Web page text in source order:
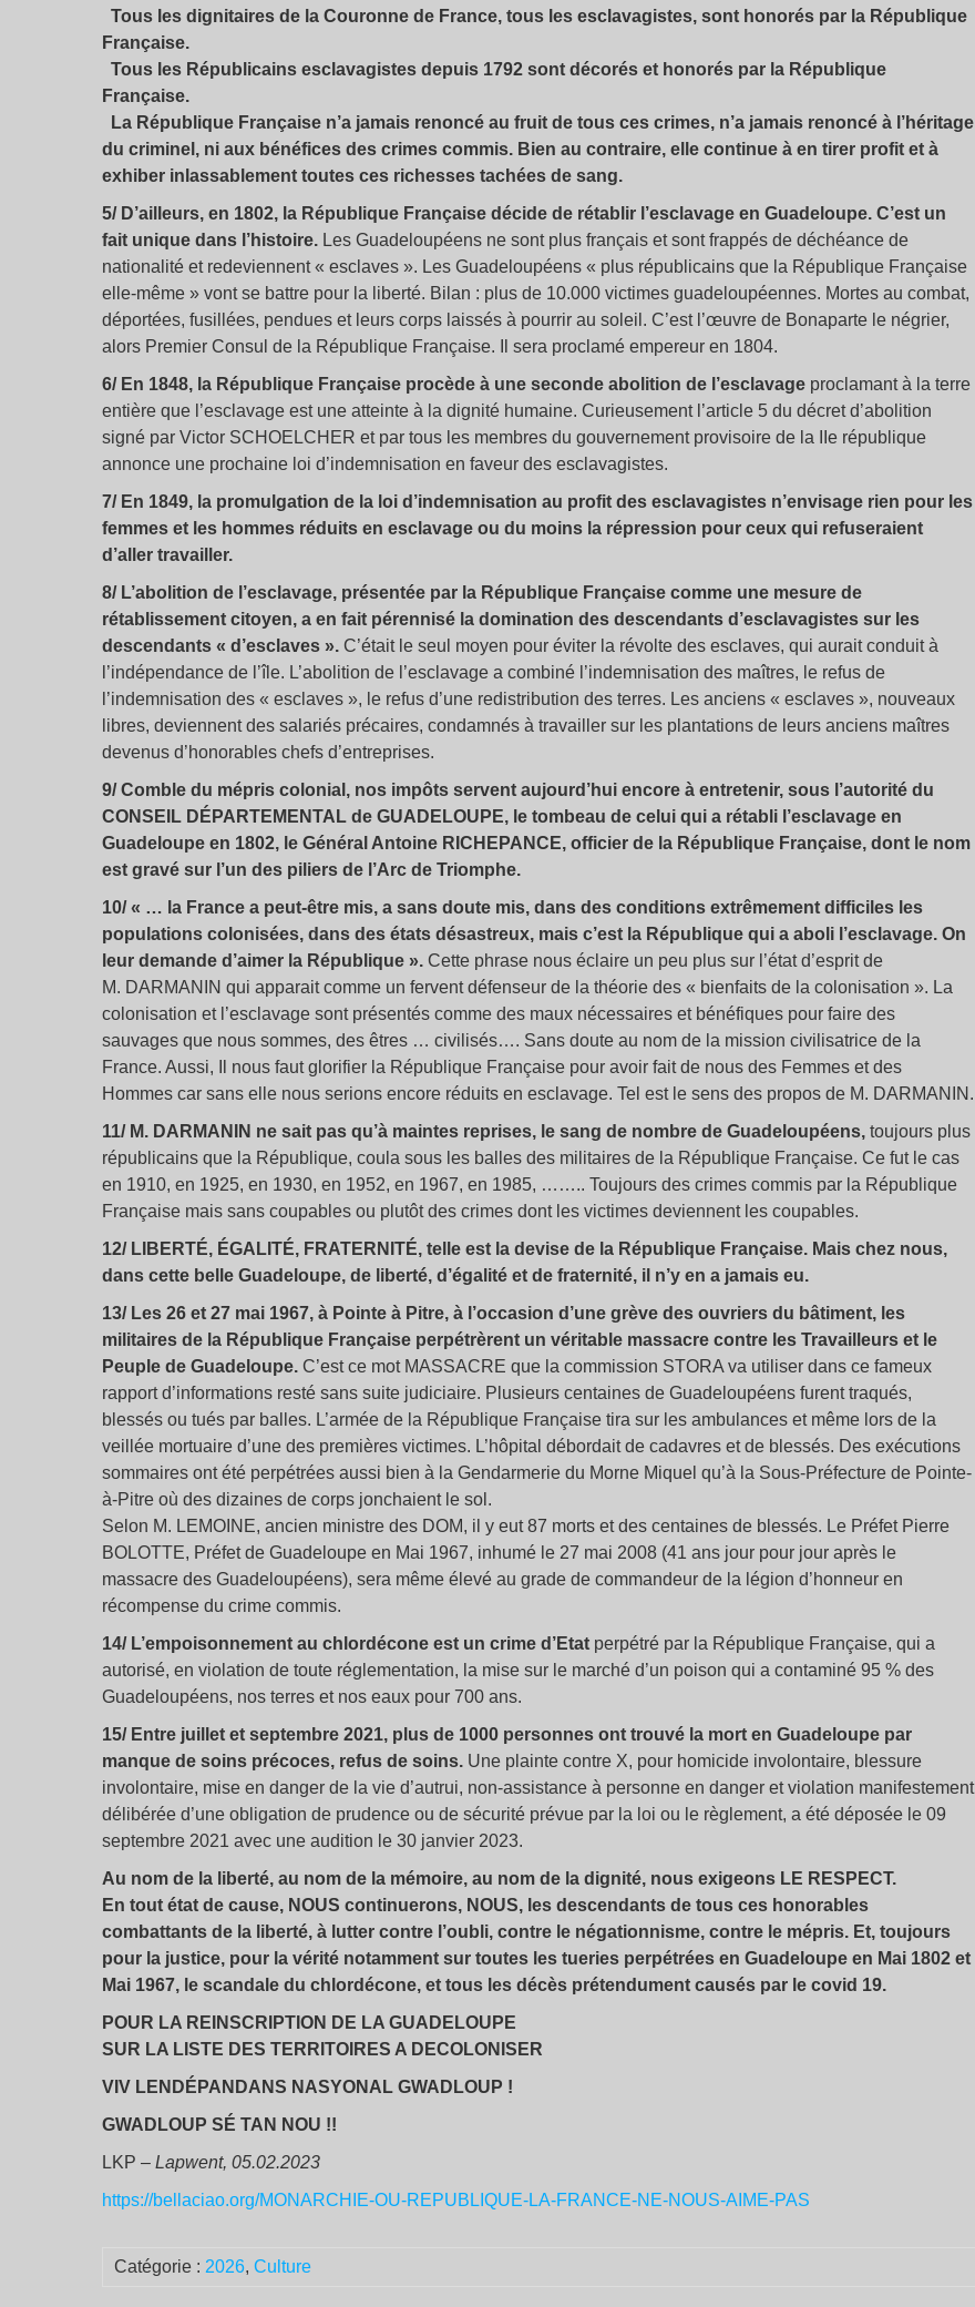
Tous les dignitaires de la Couronne de France, tous les esclavagistes, sont honorés par la République
Française.
Tous les Républicains esclavagistes depuis 1792 sont décorés et honorés par la République
Française.
La République Française n’a jamais renoncé au fruit de tous ces crimes, n’a jamais renoncé à l’héritage
du criminel, ni aux bénéfices des crimes commis. Bien au contraire, elle continue à en tirer profit et à
exhiber inlassablement toutes ces richesses tachées de sang.
5/ D’ailleurs, en 1802, la République Française décide de rétablir l’esclavage en Guadeloupe. C’est un
fait unique dans l’histoire. Les Guadeloupéens ne sont plus français et sont frappés de déchéance de
nationalité et redeviennent « esclaves ». Les Guadeloupéens « plus républicains que la République Française
elle-même » vont se battre pour la liberté. Bilan : plus de 10.000 victimes guadeloupéennes. Mortes au combat,
déportées, fusillées, pendues et leurs corps laissés à pourrir au soleil. C’est l’œuvre de Bonaparte le négrier,
alors Premier Consul de la République Française. Il sera proclamé empereur en 1804.
6/ En 1848, la République Française procède à une seconde abolition de l’esclavage proclamant à la terre
entière que l’esclavage est une atteinte à la dignité humaine. Curieusement l’article 5 du décret d’abolition
signé par Victor SCHOELCHER et par tous les membres du gouvernement provisoire de la IIe république
annonce une prochaine loi d’indemnisation en faveur des esclavagistes.
7/ En 1849, la promulgation de la loi d’indemnisation au profit des esclavagistes n’envisage rien pour les
femmes et les hommes réduits en esclavage ou du moins la répression pour ceux qui refuseraient
d’aller travailler.
8/ L’abolition de l’esclavage, présentée par la République Française comme une mesure de
rétablissement citoyen, a en fait pérennisé la domination des descendants d’esclavagistes sur les
descendants « d’esclaves ». C’était le seul moyen pour éviter la révolte des esclaves, qui aurait conduit à
l’indépendance de l’île. L’abolition de l’esclavage a combiné l’indemnisation des maîtres, le refus de
l’indemnisation des « esclaves », le refus d’une redistribution des terres. Les anciens « esclaves », nouveaux
libres, deviennent des salariés précaires, condamnés à travailler sur les plantations de leurs anciens maîtres
devenus d’honorables chefs d’entreprises.
9/ Comble du mépris colonial, nos impôts servent aujourd’hui encore à entretenir, sous l’autorité du
CONSEIL DÉPARTEMENTAL de GUADELOUPE, le tombeau de celui qui a rétabli l’esclavage en
Guadeloupe en 1802, le Général Antoine RICHEPANCE, officier de la République Française, dont le nom
est gravé sur l’un des piliers de l’Arc de Triomphe.
10/ « … la France a peut-être mis, a sans doute mis, dans des conditions extrêmement difficiles les
populations colonisées, dans des états désastreux, mais c’est la République qui a aboli l’esclavage. On
leur demande d’aimer la République ». Cette phrase nous éclaire un peu plus sur l’état d’esprit de
M. DARMANIN qui apparait comme un fervent défenseur de la théorie des « bienfaits de la colonisation ». La
colonisation et l’esclavage sont présentés comme des maux nécessaires et bénéfiques pour faire des
sauvages que nous sommes, des êtres … civilisés…. Sans doute au nom de la mission civilisatrice de la
France. Aussi, Il nous faut glorifier la République Française pour avoir fait de nous des Femmes et des
Hommes car sans elle nous serions encore réduits en esclavage. Tel est le sens des propos de M. DARMANIN.
11/ M. DARMANIN ne sait pas qu’à maintes reprises, le sang de nombre de Guadeloupéens, toujours plus
républicains que la République, coula sous les balles des militaires de la République Française. Ce fut le cas
en 1910, en 1925, en 1930, en 1952, en 1967, en 1985, …….. Toujours des crimes commis par la République
Française mais sans coupables ou plutôt des crimes dont les victimes deviennent les coupables.
12/ LIBERTÉ, ÉGALITÉ, FRATERNITÉ, telle est la devise de la République Française. Mais chez nous,
dans cette belle Guadeloupe, de liberté, d’égalité et de fraternité, il n’y en a jamais eu.
13/ Les 26 et 27 mai 1967, à Pointe à Pitre, à l’occasion d’une grève des ouvriers du bâtiment, les
militaires de la République Française perpétrèrent un véritable massacre contre les Travailleurs et le
Peuple de Guadeloupe. C’est ce mot MASSACRE que la commission STORA va utiliser dans ce fameux
rapport d’informations resté sans suite judiciaire. Plusieurs centaines de Guadeloupéens furent traqués,
blessés ou tués par balles. L’armée de la République Française tira sur les ambulances et même lors de la
veillée mortuaire d’une des premières victimes. L’hôpital débordait de cadavres et de blessés. Des exécutions
sommaires ont été perpétrées aussi bien à la Gendarmerie du Morne Miquel qu’à la Sous-Préfecture de Pointe-
à-Pitre où des dizaines de corps jonchaient le sol.
Selon M. LEMOINE, ancien ministre des DOM, il y eut 87 morts et des centaines de blessés. Le Préfet Pierre
BOLOTTE, Préfet de Guadeloupe en Mai 1967, inhumé le 27 mai 2008 (41 ans jour pour jour après le
massacre des Guadeloupéens), sera même élevé au grade de commandeur de la légion d’honneur en
récompense du crime commis.
14/ L’empoisonnement au chlordécone est un crime d’Etat perpétré par la République Française, qui a
autorisé, en violation de toute réglementation, la mise sur le marché d’un poison qui a contaminé 95 % des
Guadeloupéens, nos terres et nos eaux pour 700 ans.
15/ Entre juillet et septembre 2021, plus de 1000 personnes ont trouvé la mort en Guadeloupe par
manque de soins précoces, refus de soins. Une plainte contre X, pour homicide involontaire, blessure
involontaire, mise en danger de la vie d’autrui, non-assistance à personne en danger et violation manifestement
délibérée d’une obligation de prudence ou de sécurité prévue par la loi ou le règlement, a été déposée le 09
septembre 2021 avec une audition le 30 janvier 2023.
Au nom de la liberté, au nom de la mémoire, au nom de la dignité, nous exigeons LE RESPECT.
En tout état de cause, NOUS continuerons, NOUS, les descendants de tous ces honorables
combattants de la liberté, à lutter contre l’oubli, contre le négationnisme, contre le mépris. Et, toujours
pour la justice, pour la vérité notamment sur toutes les tueries perpétrées en Guadeloupe en Mai 1802 et
Mai 1967, le scandale du chlordécone, et tous les décès prétendument causés par le covid 19.
POUR LA REINSCRIPTION DE LA GUADELOUPE
SUR LA LISTE DES TERRITOIRES A DECOLONISER
VIV LENDÉPANDANS NASYONAL GWADLOUP !
GWADLOUP SÉ TAN NOU !!
LKP – Lapwent, 05.02.2023
https://bellaciao.org/MONARCHIE-OU-REPUBLIQUE-LA-FRANCE-NE-NOUS-AIME-PAS
Catégorie : 2026, Culture